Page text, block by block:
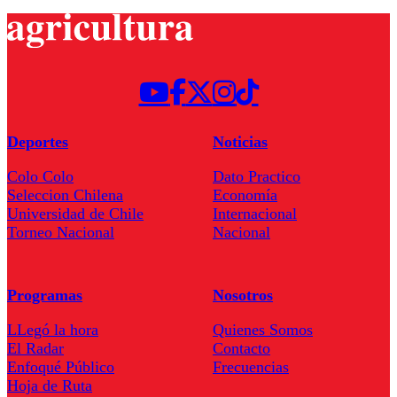
Deportes
Colo Colo
Seleccion Chilena
Universidad de Chile
Torneo Nacional
Noticias
Dato Practico
Economía
Internacional
Nacional
Programas
LLegó la hora
El Radar
Enfoqué Público
Hoja de Ruta
Nosotros
Quienes Somos
Contacto
Frecuencias